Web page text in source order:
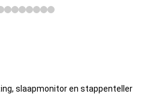
slaapmonitor en stappenteller